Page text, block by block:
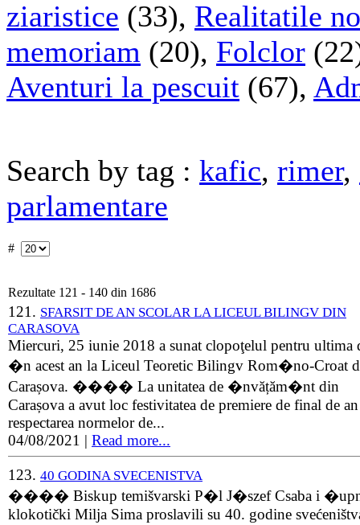
ziaristice (33), Realitatile
memoriam (20), Folclor
Aventuri la pescuit (67),
Search by tag : kafic, rimer,
parlamentare
#
Rezultate 121 - 140 din 1686
121. SFARSIT DE AN SCOLAR LA LICEUL BILINGV DIN
CARASOVA
Miercuri, 25 iunie 2018 a sunat clopoţelul pentru ultima
�n acest an la Liceul Teoretic Bilingv Rom�no-Croat
Carașova. ���� La unitatea de �nvățăm�nt din
Carașova a avut loc festivitatea de premiere de final de
respectarea normelor de...
04/08/2021 | Read more...
123. 40 GODINA SVECENISTVA
���� Biskup temišvarski P�l J�szef Csaba i
klokotički Milja Sima proslavili su 40. godine